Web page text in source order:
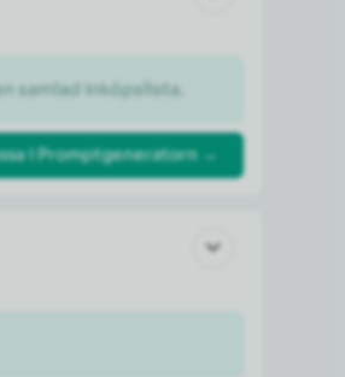
samlad inköpslista.
i Promptgeneratorn →